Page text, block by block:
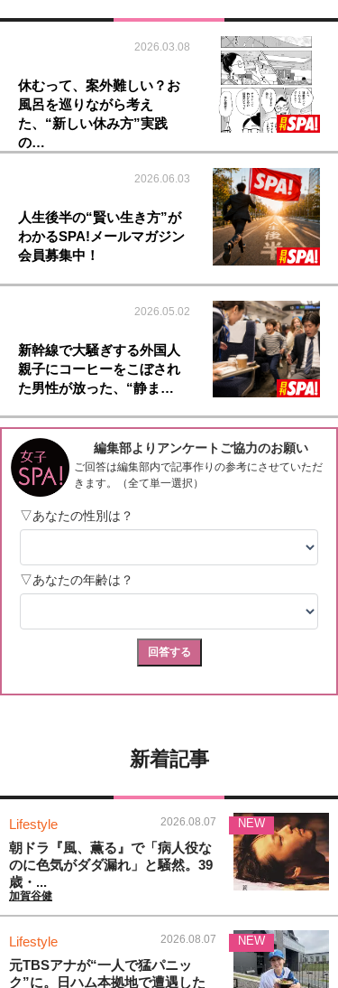
2026.03.08
休むって、案外難しい？お
風呂を巡りながら考え
た、“新しい休み方”実践
の…
2026.06.03
人生後半の“賢い生き方”が
わかるSPA!メールマガジン
会員募集中！
2026.05.02
新幹線で大騒ぎする外国人
親子にコーヒーをこぼされ
た男性が放った、“静ま…
新着記事
Lifestyle 2026.08.07
朝ドラ『風、薫る』で「病人役な
のに色気がダダ漏れ」と騒然。39
歳・...
加賀谷健
NEW
Lifestyle 2026.08.07
元TBSアナが“一人で猛パニッ
ク”に。日ハム本拠地で遭遇した
NEW